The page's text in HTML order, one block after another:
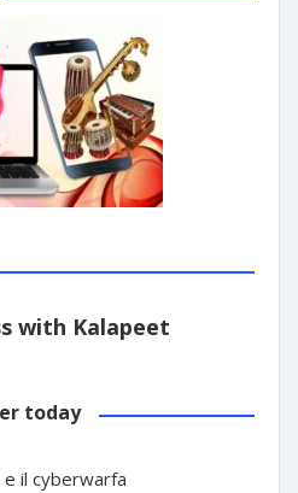
with Kalapeet
today
il cyberwarfa